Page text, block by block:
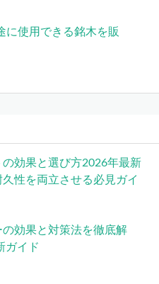
に使用できる銘木を販
の効果と選び方2026年最新
性を両立させる必見ガイ
効果と対策法を徹底解
ガイド